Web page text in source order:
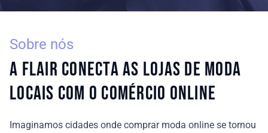
Sobre nós
A Flair conecta as lojas de moda
locais com o comércio online
Imaginamos cidades onde comprar moda online se tornou